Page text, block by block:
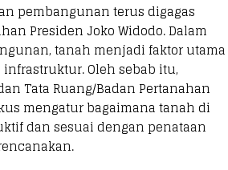
pembangunan terus digagas
Presiden Joko Widodo. Dalam
tanah menjadi faktor utama
Oleh sebab itu,
Tata Ruang/Badan Pertanahan
mengatur bagaimana tanah di
dan sesuai dengan penataan